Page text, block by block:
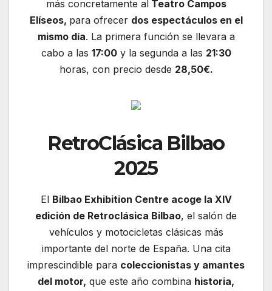
más concretamente alTeatro Campos
Elíseos, para ofrecer dos espectáculos en el
mismo día. La primera función se llevara a
cabo a las 17:00y la segunda a las 21:30
horas, con precio desde 28,50€.
RetroClásica Bilbao
2025
El Bilbao Exhibition Centre acoge la XIV
edición de Retroclásica Bilbao, el salón de
vehículos y motocicletas clásicas más
importante del norte de España. Una cita
imprescindible para coleccionistas y amantes
del motor, que este año combina historia,